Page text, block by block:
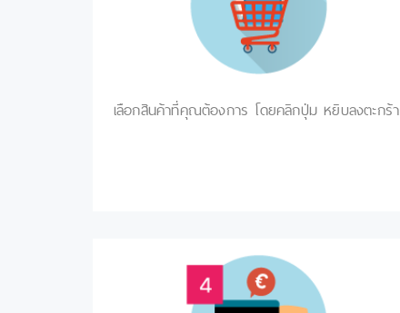
เลือกสินค้าที่คุณต้องการ โดยคลิกปุ่่ม หยิบลงตะกร้า